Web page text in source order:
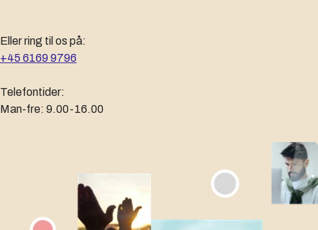
Eller ring til os på:
+45 6169 9796
Telefontider:
Man-fre: 9.00-16.00